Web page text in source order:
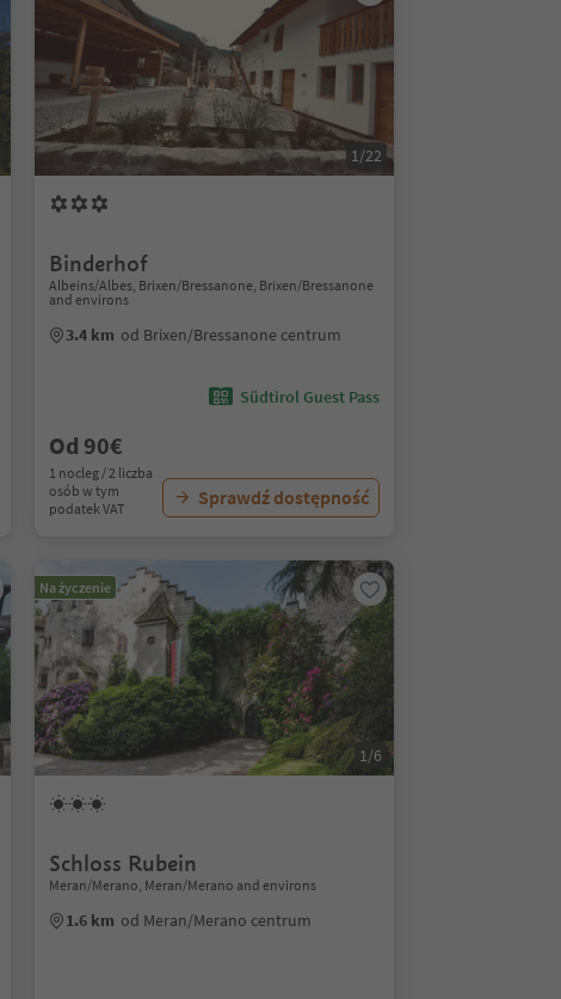
1/22
Binderhof
Albeins/Albes, Brixen/Bressanone, Brixen/Bressanone
and environs
3.4 km od Brixen/Bressanone centrum
Südtirol Guest Pass
Od 90€
1 nocleg / 2 liczba
osób w tym
podatek VAT
Sprawdź dostępność
Na życzenie
1/6
Schloss Rubein
Meran/Merano, Meran/Merano and environs
1.6 km od Meran/Merano centrum